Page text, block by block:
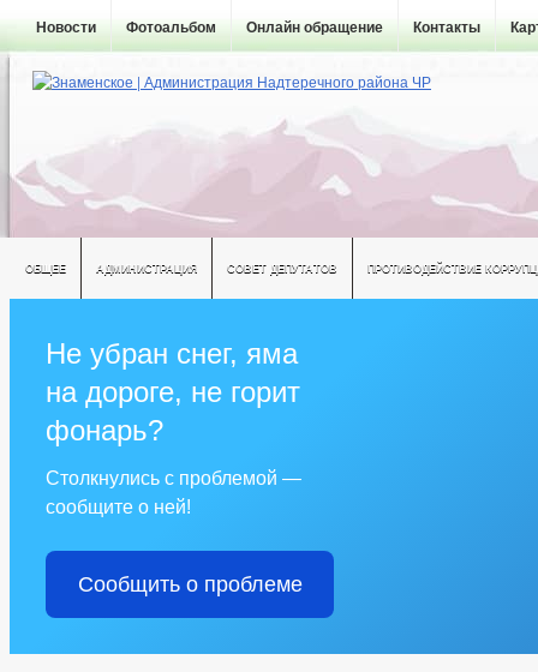
Новости Фотоальбом Онлайн обращение Контакты
ОБЩЕЕ АДМИНИСТРАЦИЯ СОВЕТ ДЕПУТАТОВ ПРОТИВОДЕЙСТВИЕ
Не убран снег, яма
на дороге, не горит
фонарь?
Столкнулись с проблемой —
сообщите о ней!
Сообщить о проблеме